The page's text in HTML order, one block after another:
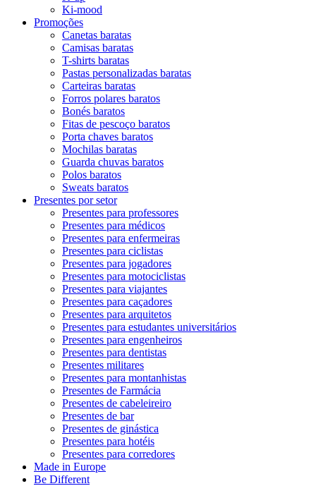
Ki-mood
Promoções
Canetas baratas
Camisas baratas
T-shirts baratas
Pastas personalizadas baratas
Carteiras baratas
Forros polares baratos
Bonés baratos
Fitas de pescoço baratos
Porta chaves baratos
Mochilas baratas
Guarda chuvas baratos
Polos baratos
Sweats baratos
Presentes por setor
Presentes para professores
Presentes para médicos
Presentes para enfermeiras
Presentes para ciclistas
Presentes para jogadores
Presentes para motociclistas
Presentes para viajantes
Presentes para caçadores
Presentes para arquitetos
Presentes para estudantes universitários
Presentes para engenheiros
Presentes para dentistas
Presentes militares
Presentes para montanhistas
Presentes de Farmácia
Presentes de cabeleireiro
Presentes de bar
Presentes de ginástica
Presentes para hotéis
Presentes para corredores
Made in Europe
Be Different